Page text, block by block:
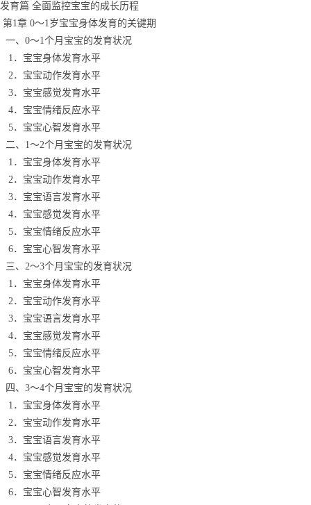
发育篇 全面监控宝宝的成长历程
第1章 0～1岁宝宝身体发育的关键期
一、0～1个月宝宝的发育状况
1．宝宝身体发育水平
2．宝宝动作发育水平
3．宝宝感觉发育水平
4．宝宝情绪反应水平
5．宝宝心智发育水平
二、1～2个月宝宝的发育状况
1．宝宝身体发育水平
2．宝宝动作发育水平
3．宝宝语言发育水平
4．宝宝感觉发育水平
5．宝宝情绪反应水平
6．宝宝心智发育水平
三、2～3个月宝宝的发育状况
1．宝宝身体发育水平
2．宝宝动作发育水平
3．宝宝语言发育水平
4．宝宝感觉发育水平
5．宝宝情绪反应水平
6．宝宝心智发育水平
四、3～4个月宝宝的发育状况
1．宝宝身体发育水平
2．宝宝动作发育水平
3．宝宝语言发育水平
4．宝宝感觉发育水平
5．宝宝情绪反应水平
6．宝宝心智发育水平